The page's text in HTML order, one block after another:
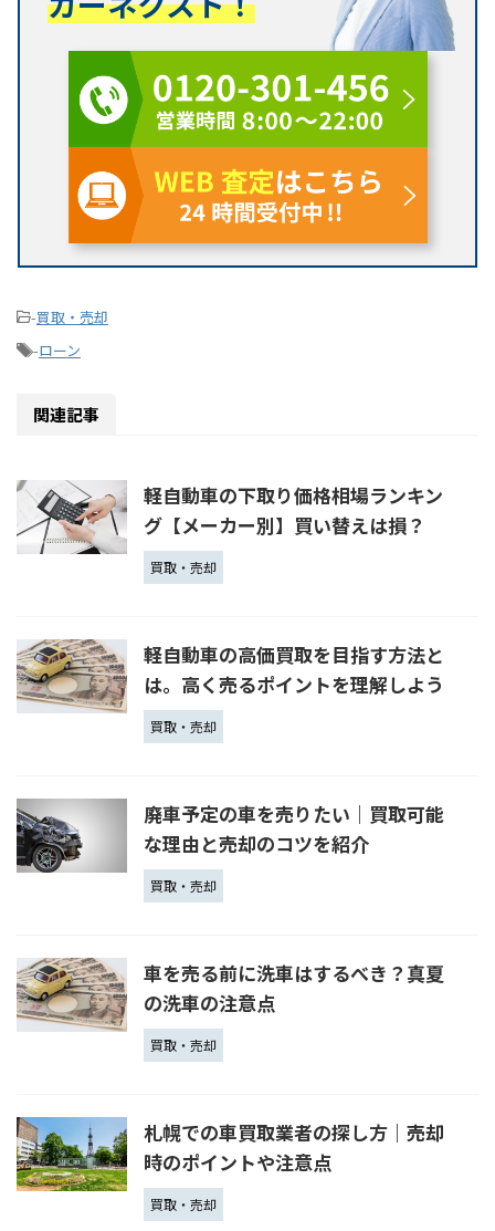
-買取・売却
-ローン
関連記事
軽自動車の下取り価格相場ランキン
グ【メーカー別】買い替えは損？
買取・売却
軽自動車の高価買取を目指す方法と
は。高く売るポイントを理解しよう
買取・売却
廃車予定の車を売りたい｜買取可能
な理由と売却のコツを紹介
買取・売却
車を売る前に洗車はするべき？真夏
の洗車の注意点
買取・売却
札幌での車買取業者の探し方｜売却
時のポイントや注意点
買取・売却